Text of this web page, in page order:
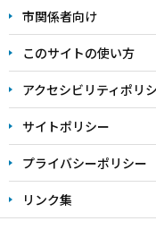
こ
ま
で
市関係者向け
このサイトの使い方
アクセシビリティポリ
サイトポリシー
プライバシーポリシー
リンク集